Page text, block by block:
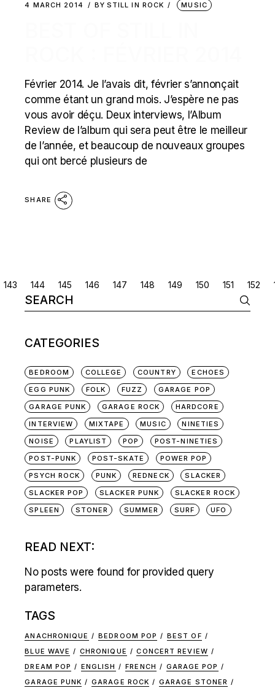
4 MARCH 2014 BY STILL IN ROCK MUSIC
Février 2014. Je l’avais dit, février s’annonçait
comme étant un grand mois. J’espère ne pas
vous avoir déçu. Deux interviews, l’Album
Review de l’album qui sera peut être le meilleur
de l’année, et beaucoup de nouveaux groupes
qui ont bercé plusieurs de
SHARE
POSTS
NAVIGATION
143 144 145 146 147 148 149 150 151 152
Search
for:
CATEGORIES
BEDROOM COLLEGE COUNTRY
ECHOES
EGG PUNK
FOLK FUZZ
GARAGE POP
GARAGE PUNK
GARAGE ROCK
HARDCORE
INTERVIEW
MIXTAPE MUSIC
NINETIES
NOISE
PLAYLIST POP
POST-NINETIES
POST-PUNK
POST-SKATE
POWER POP
PSYCH ROCK
PUNK REDNECK
SLACKER
SLACKER POP
SLACKER PUNK
SLACKER ROCK
SPLEEN
STONER SUMMER SURF UFO
READ NEXT:
No posts were found for provided query
parameters.
TAGS
ANACHRONIQUE BEDROOM POP
BEST OF
BLUE WAVE
CHRONIQUE
CONCERT REVIEW
DREAM POP
ENGLISH FRENCH
GARAGE POP
GARAGE PUNK
GARAGE ROCK GARAGE STONER